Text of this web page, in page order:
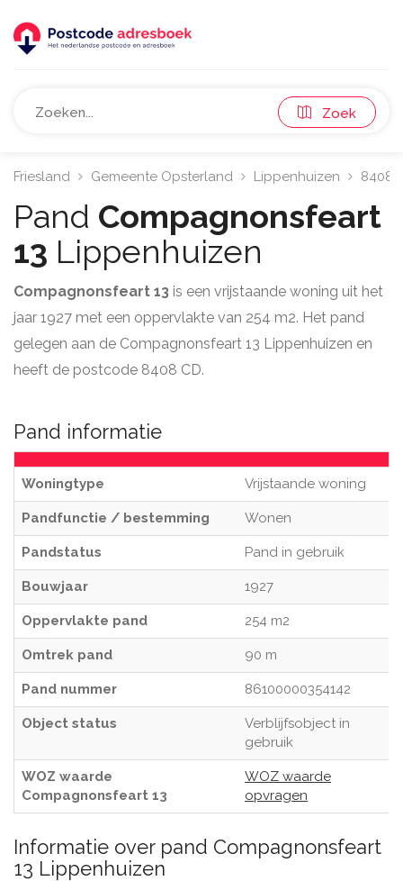
Zoek
Friesland Gemeente Opsterland Lippenhuizen 8408
Pand Compagnonsfeart
13 Lippenhuizen
Compagnonsfeart 13 is een vrijstaande woning uit het
jaar 1927 met een oppervlakte van 254 m2. Het pand
gelegen aan de Compagnonsfeart 13 Lippenhuizen en
heeft de postcode 8408 CD.
Pand informatie
Woningtype Vrijstaande woning
Pandfunctie / bestemming Wonen
Pandstatus Pand in gebruik
Bouwjaar 1927
Oppervlakte pand 254 m2
Omtrek pand 90 m
Pand nummer 86100000354142
Object status
Verblijfsobject in
gebruik
WOZ waarde
Compagnonsfeart 13
WOZ waarde
opvragen
Informatie over pand Compagnonsfeart
13 Lippenhuizen